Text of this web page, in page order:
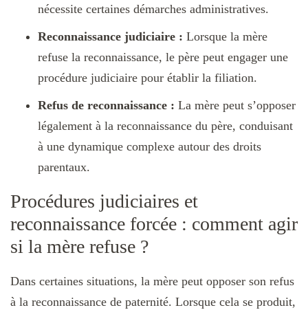
nécessite certaines démarches administratives.
Reconnaissance judiciaire : Lorsque la mère
refuse la reconnaissance, le père peut engager une
procédure judiciaire pour établir la filiation.
Refus de reconnaissance : La mère peut s’opposer
légalement à la reconnaissance du père, conduisant
à une dynamique complexe autour des droits
parentaux.
Procédures judiciaires et
reconnaissance forcée : comment agir
si la mère refuse ?
Dans certaines situations, la mère peut opposer son refus
à la reconnaissance de paternité. Lorsque cela se produit,